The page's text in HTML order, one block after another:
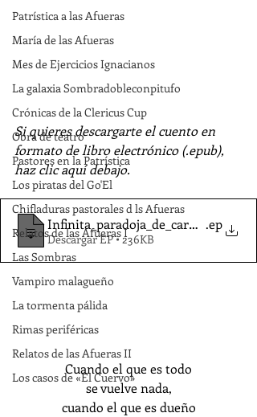
Patrística a las Afueras
María de las Afueras
Mes de Ejercicios Ignacianos
La galaxia Sombradobleconpitufo
Crónicas de la Clericus Cup
Obra de teatro
Pastores en la Patrística
Los piratas del Go'El
Chifladuras pastorales d ls Afueras
Relatos de las Afueras I
Las Sombras
Vampiro malagueño
La tormenta pálida
Rimas periféricas
Relatos de las Afueras II
Los casos de «El Cuervo»
Si quieres descargarte el cuento en
formato de libro electrónico (.epub),
haz clic aquí debajo.
Infinita_paradoja_de_carne- .ep
Descargar EP • 236KB
Cuando el que es todo
se vuelve nada,
cuando el que es dueño